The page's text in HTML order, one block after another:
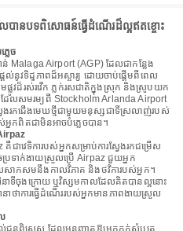
បានបទពិសោធន៍ធ្វើដំណើរដ៏ល្អឥតខ្ចោះ
េច
ន់ Malaga Airport (AGP) ដែលជាកន្លែង
នូវទិដ្ឋភាពដ៏អស្ចារ្យ ដោយចាប់ផ្តើមពីពេល
ផ្លូវដ៏រស់រវើក ភ្លក់រសជាតិក្នុងស្រុក និងស្រូបយក
ែលសមរម្យពី Stockholm Arlanda Airport
ែងរកជើងមេឃថ្មីជាមួយមនុស្សជាទីស្រលាញ់របស់
នកពិតជាមិនអាចបំភ្លេចបាន។
ជាវេទិការបស់អ្នកសម្រាប់ការស្វែងរកជម្រើស
ាក់ងាយស្រួលប្រើ Airpaz ជួយអ្នក
ាកសមនឹងកាលវិភាគ និងថវិការបស់អ្នក។
ាទីចុងក្រោយ ឬវិស្សមកាលដែលគិតបានល្អនោះ
ាថាការធ្វើដំណើររបស់អ្នកមានភាពងាយស្រួល
តល់ជូនពិសេស ដែលអនុញ្ញាតឱ្យអ្នកកក់សំបុត្រ